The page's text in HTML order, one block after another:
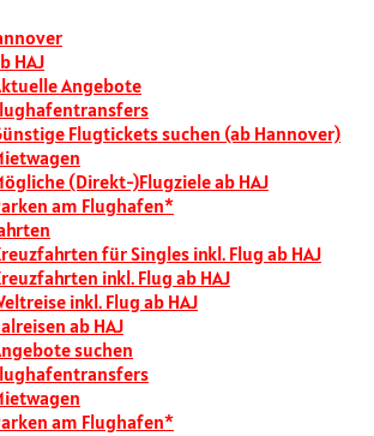
HAJ
Angebote
Flugtickets suchen (ab Hannover)
(Direkt-)Flugziele ab HAJ
am Flughafen*
für Singles inkl. Flug ab HAJ
inkl. Flug ab HAJ
inkl. Flug ab HAJ
ab HAJ
suchen
am Flughafen*